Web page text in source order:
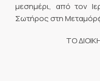
μεσημέρι, από τον
Σωτήρος στη
ΤΟ